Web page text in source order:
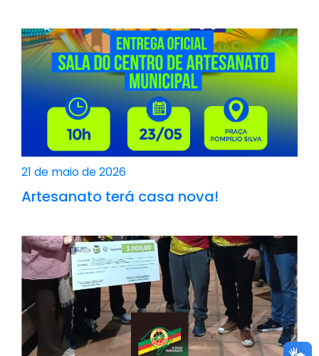
21 de maio de 2026
Artesanato terá casa nova!